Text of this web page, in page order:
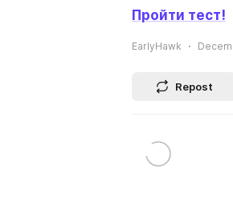
Пройти тест!
EarlyHawk
Repost